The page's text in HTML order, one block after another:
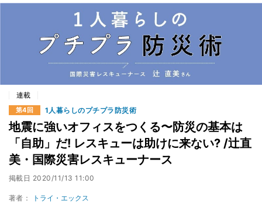
連載
第4回 1人暮らしのプチプラ防災術
地震に強いオフィスをつくる〜防災の基本は
「自助」だ! レスキューは助けに来ない? /辻直
美・国際災害レスキューナース
掲載日 2020/11/13 11:00
著者： トライ・エックス